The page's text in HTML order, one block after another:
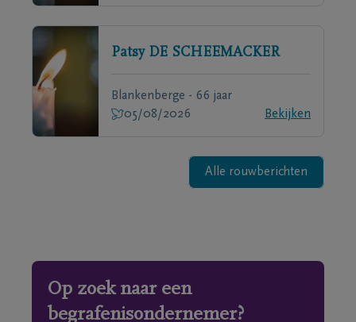
Patsy DE SCHEEMACKER
Blankenberge - 66 jaar
05/08/2026
Bekijken
Alle rouwberichten
Op zoek naar een
begrafenisondernemer?